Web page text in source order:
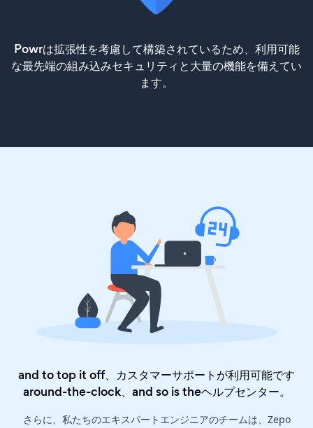
Powrは拡張性を考慮して構築されているため、利用可能
な最先端の組み込みセキュリティと大量の機能を備えてい
ます。
and to top it off、カスタマーサポートが利用可能です
around-the-clock、and so is theヘルプセンター。
さらに、私たちのエキスパートエンジニアのチームは、Zepo